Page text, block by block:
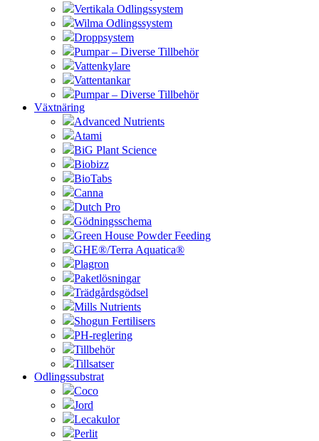
Vertikala Odlingssystem
Wilma Odlingssystem
Droppsystem
Pumpar – Diverse Tillbehör
Vattenkylare
Vattentankar
Pumpar – Diverse Tillbehör
Växtnäring
Advanced Nutrients
Atami
BiG Plant Science
Biobizz
BioTabs
Canna
Dutch Pro
Gödningsschema
Green House Powder Feeding
GHE®/Terra Aquatica®
Plagron
Paketlösningar
Trädgårdsgödsel
Mills Nutrients
Shogun Fertilisers
PH-reglering
Tillbehör
Tillsatser
Odlingssubstrat
Coco
Jord
Lecakulor
Perlit